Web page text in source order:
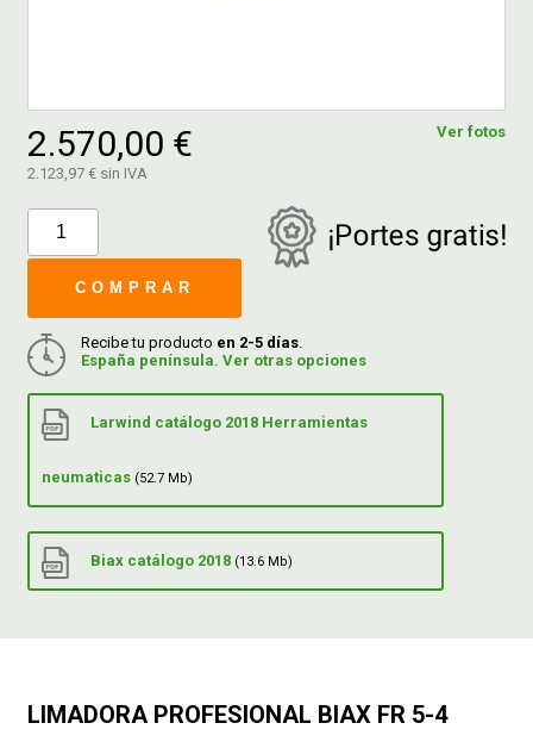
Ver fotos
2.570,00 €
2.123,97 € sin IVA
COMPRAR
Recibe tu producto en 2-5 días.
España península. Ver otras opciones
Larwind catálogo 2018 Herramientas
neumaticas (52.7 Mb)
Biax catálogo 2018 (13.6 Mb)
LIMADORA PROFESIONAL BIAX FR 5-4
FERROVICMAR
DESPIECE
CATÁLOGOS
GUÍAS
DEVOLUCIONES